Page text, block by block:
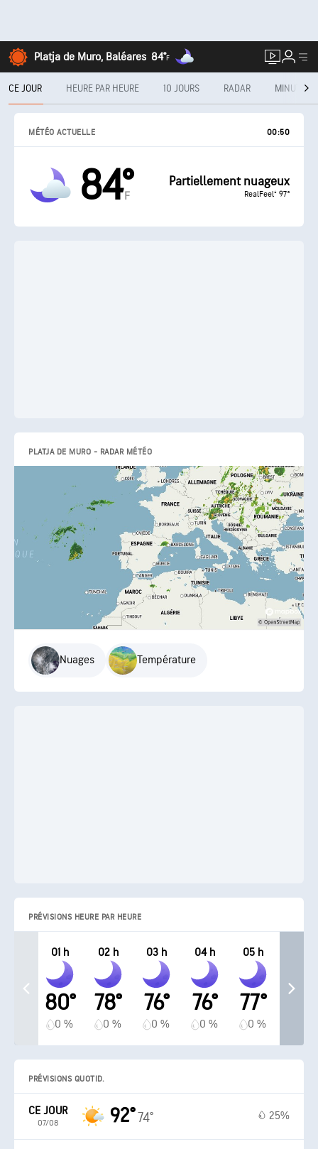
Platja de Muro, Baléares 84°F
CE JOUR HEURE PAR HEURE 10 JOURS RADAR
MÉTÉO ACTUELLE 00:50
84°
F
Partiellement nuageux
RealFeel® 97°
PLATJA DE MURO - RADAR MÉTÉO
Nuages Température
PRÉVISIONS HEURE PAR HEURE
01 h
80°
0 %
02 h
78°
0 %
03 h
76°
0 %
04 h
76°
0 %
05 h
77°
0 %
PRÉVISIONS QUOTID.
CE JOUR
07/08 92°74° 25%